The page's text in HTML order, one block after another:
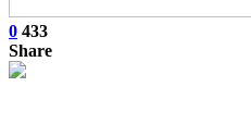
0 433
Share